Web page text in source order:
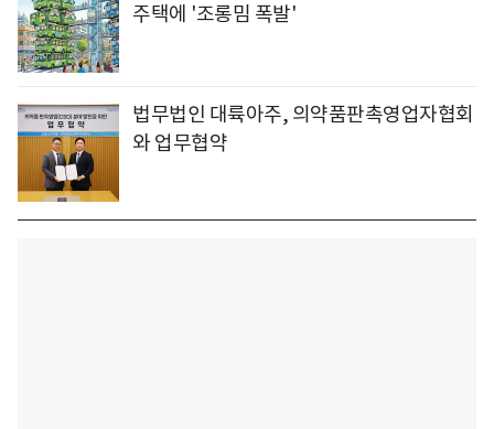
주택에 '조롱밈 폭발'
법무법인 대륙아주, 의약품판촉영업자협회
와 업무협약